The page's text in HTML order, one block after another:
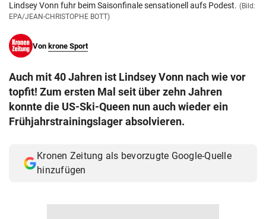
Lindsey Vonn fuhr beim Saisonfinale sensationell aufs Podest. (Bild:
EPA/JEAN-CHRISTOPHE BOTT)
Von krone Sport
Auch mit 40 Jahren ist Lindsey Vonn nach wie vor
topfit! Zum ersten Mal seit über zehn Jahren
konnte die US-Ski-Queen nun auch wieder ein
Frühjahrstrainingslager absolvieren.
Kronen Zeitung als bevorzugte Google-Quelle
hinzufügen